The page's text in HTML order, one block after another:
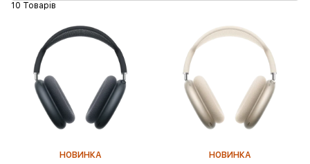
10 Товарів
НОВИНКА НОВИНКА